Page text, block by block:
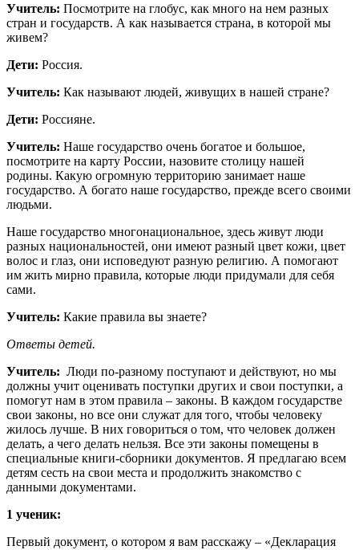
Учитель: Посмотрите на глобус, как много на нем разных
стран и государств. А как называется страна, в которой мы
живем?
Дети: Россия.
Учитель: Как называют людей, живущих в нашей стране?
Дети: Россияне.
Учитель: Наше государство очень богатое и большое,
посмотрите на карту России, назовите столицу нашей
родины. Какую огромную территорию занимает наше
государство. А богато наше государство, прежде всего своими
людьми.
Наше государство многонациональное, здесь живут люди
разных национальностей, они имеют разный цвет кожи, цвет
волос и глаз, они исповедуют разную религию. А помогают
им жить мирно правила, которые люди придумали для себя
сами.
Учитель: Какие правила вы знаете?
Ответы детей.
Учитель: Люди по-разному поступают и действуют, но мы
должны учит оценивать поступки других и свои поступки, а
помогут нам в этом правила – законы. В каждом государстве
свои законы, но все они служат для того, чтобы человеку
жилось лучше. В них говориться о том, что человек должен
делать, а чего делать нельзя. Все эти законы помещены в
специальные книги-сборники документов. Я предлагаю всем
детям сесть на свои места и продолжить знакомство с
данными документами.
1 ученик:
Первый документ, о котором я вам расскажу – «Декларация